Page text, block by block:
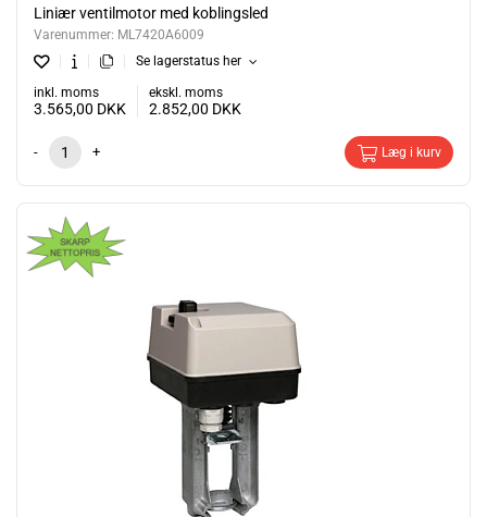
Liniær ventilmotor med koblingsled
Varenummer: ML7420A6009
Se lagerstatus her
inkl. moms
3.565,00 DKK
ekskl. moms
2.852,00 DKK
- + Læg i kurv